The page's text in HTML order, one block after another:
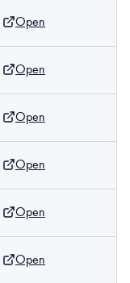
Open
Open
Open
Open
Open
Open